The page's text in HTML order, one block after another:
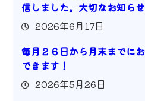
信しました。大切なお知らせ
2026年6月17日
毎月２６日から月末までに
できます！
2026年5月26日